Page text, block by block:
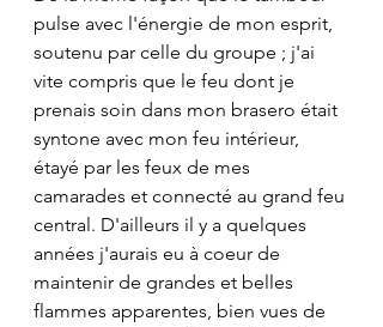
pulse avec l'énergie de mon esprit,
soutenu par celle du groupe ; j'ai
vite compris que le feu dont je
prenais soin dans mon brasero était
syntone avec mon feu intérieur,
étayé par les feux de mes
camarades et connecté au grand feu
central. D'ailleurs il y a quelques
années j'aurais eu à coeur de
maintenir de grandes et belles
flammes apparentes, bien vues de